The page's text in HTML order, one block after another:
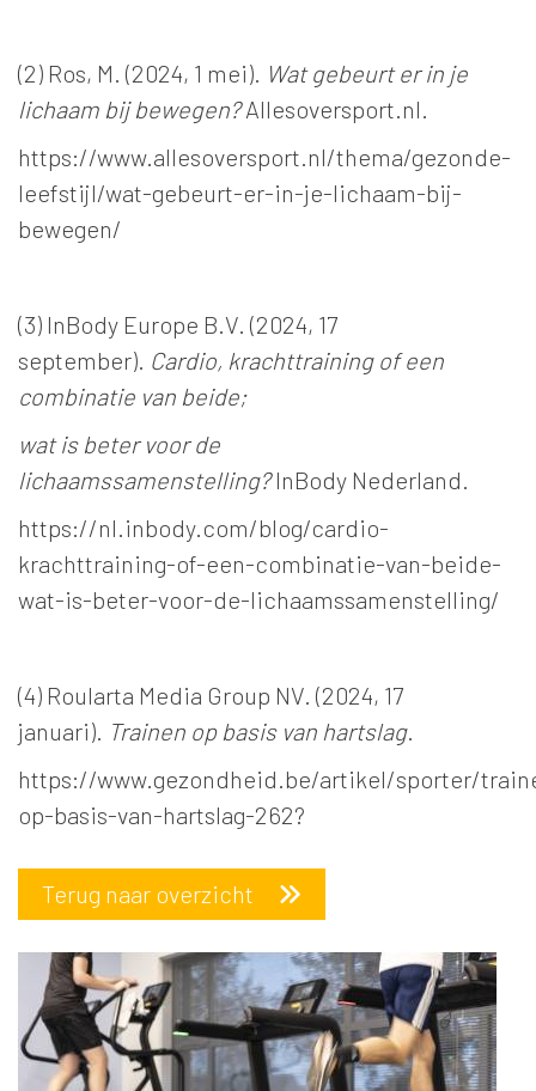
(2) Ros, M. (2024, 1 mei). Wat gebeurt er in je
lichaam bij bewegen?Allesoversport.nl.
https://www.allesoversport.nl/thema/gezonde-
leefstijl/wat-gebeurt-er-in-je-lichaam-bij-
bewegen/
(3) InBody Europe B.V. (2024, 17
september). Cardio, krachttraining of een
combinatie van beide;
wat is beter voor de
lichaamssamenstelling?InBody Nederland.
https://nl.inbody.com/blog/cardio-
krachttraining-of-een-combinatie-van-beide-
wat-is-beter-voor-de-lichaamssamenstelling/
(4) Roularta Media Group NV. (2024, 17
januari). Trainen op basis van hartslag.
https://www.gezondheid.be/artikel/sporter/
op-basis-van-hartslag-262?
Terug naar overzicht